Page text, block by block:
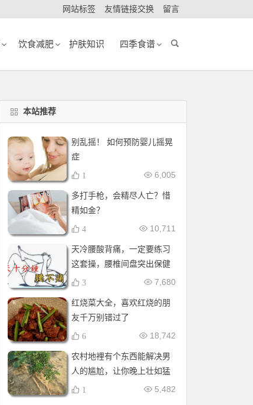
网站标签 友情链接交换 留言
饮食减肥 护肤知识 四季食谱
本站推荐
别乱摇！ 如何预防婴儿摇晃
症
6,005
1
多打手枪，会精尽人亡？惜
精如金？
10,711
4
天冷腰酸背痛，一定要练习
这套操，腰椎间盘突出保健
操，全套收好！每天十分钟
7,680
3
红烧菜大全，喜欢红烧的朋
友千万别错过了
18,742
6
农村地裡有个东西能解决男
人的尴尬，让你晚上壮如猛
牛床受不了
5,482
1